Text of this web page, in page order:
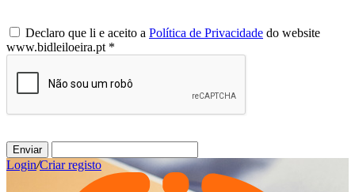
Declaro que li e aceito a Política de Privacidade do website
www.bidleiloeira.pt *
Enviar
Login/Criar registo